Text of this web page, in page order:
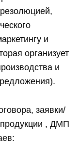
и
организует
и
заявки/
, ДМП